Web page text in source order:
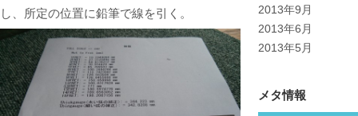
し、所定の位置に鉛筆で線を引く。
2013年9月
2013年6月
2013年5月
メタ情報